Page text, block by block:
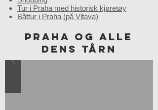
PRAHA OG ALLE
DENS TÅRN
Tur i Praha med historisk kjøretøy
Båttur i Praha (på Vltava)